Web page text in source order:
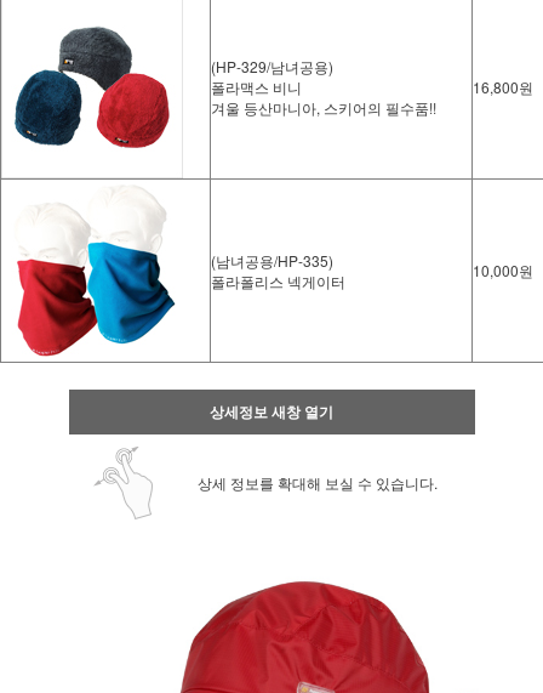
(HP-329/남녀공용)
폴라맥스 비니
겨울 등산마니아, 스키어의 필수품!!
16,800원
(남녀공용/HP-335)
폴라폴리스 넥게이터
10,000원
상세정보 새창 열기
상세 정보를 확대해 보실 수 있습니다.